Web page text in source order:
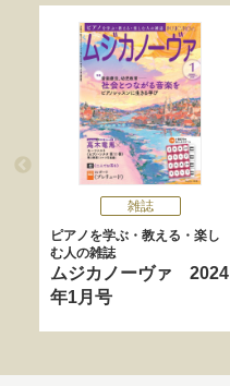
雑誌
ピアノを学ぶ・教える・楽し
む人の雑誌
ムジカノーヴァ 2024
年1月号